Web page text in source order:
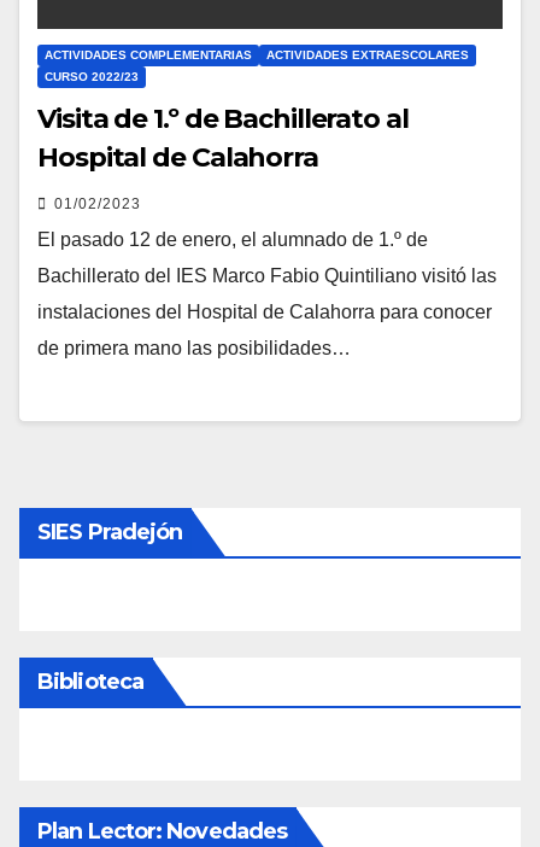
ACTIVIDADES COMPLEMENTARIAS
ACTIVIDADES EXTRAESCOLARES
CURSO 2022/23
Visita de 1.º de Bachillerato al
Hospital de Calahorra
01/02/2023
El pasado 12 de enero, el alumnado de 1.º de
Bachillerato del IES Marco Fabio Quintiliano visitó las
instalaciones del Hospital de Calahorra para conocer
de primera mano las posibilidades…
SIES Pradejón
Biblioteca
Plan Lector: Novedades